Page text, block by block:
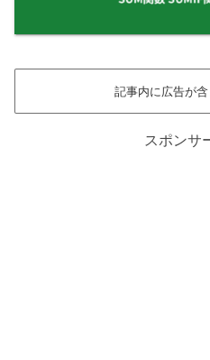
記事内に広告が含
スポンサ